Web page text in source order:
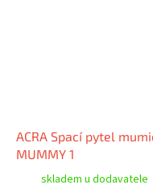
ACRA Spací pytel
MUMMY 1
skladem u dodavatele